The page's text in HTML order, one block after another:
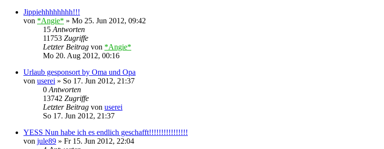
Jippiehhhhhhhh!!!
von *Angie* » Mo 25. Jun 2012, 09:42
15 Antworten
11753 Zugriffe
Letzter Beitrag von *Angie*
Mo 20. Aug 2012, 00:16
Urlaub gesponsort by Oma und Opa
von userei » So 17. Jun 2012, 21:37
0 Antworten
13742 Zugriffe
Letzter Beitrag von userei
So 17. Jun 2012, 21:37
YESS Nun habe ich es endlich geschafft!!!!!!!!!!!!!!!!
von jule89 » Fr 15. Jun 2012, 22:04